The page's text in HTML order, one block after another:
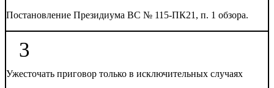
Постановление Президиума ВС № 115-ПК21, п. 1 обзора.
3
Ужесточать приговор только в исключительных случаях